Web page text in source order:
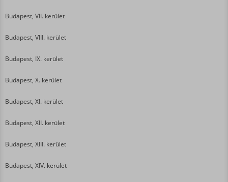
Budapest, VII. kerület
Budapest, VIII. kerület
Budapest, IX. kerület
Budapest, X. kerület
Budapest, XI. kerület
Budapest, XII. kerület
Budapest, XIII. kerület
Budapest, XIV. kerület